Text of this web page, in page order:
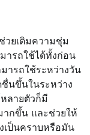
วยเติมความชุ่ม
ารถใช้ได้ทั้งก่อน
ารถใช้ระหว่างวัน
นขึ้นในระหว่าง
ลายตัวก็มี
กขึ้น และช่วยให้
เป็นคราบหรือมัน